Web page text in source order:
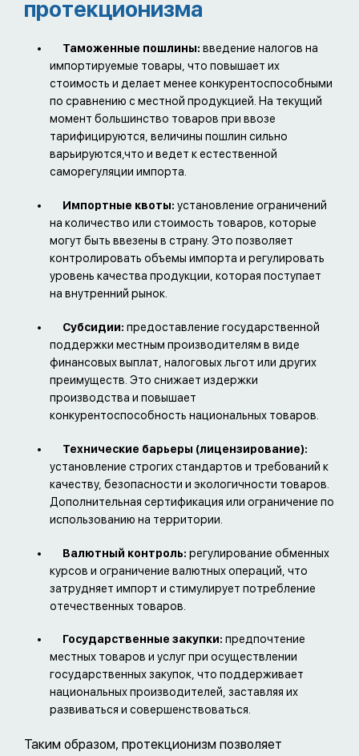
протекционизма
Таможенные пошлины: введение налогов на
импортируемые товары, что повышает их
стоимость и делает менее конкурентоспособными
по сравнению с местной продукцией. На текущий
момент большинство товаров при ввозе
тарифицируются, величины пошлин сильно
варьируются,что и ведет к естественной
саморегуляции импорта.
Импортные квоты: установление ограничений
на количество или стоимость товаров, которые
могут быть ввезены в страну. Это позволяет
контролировать объемы импорта и регулировать
уровень качества продукции, которая поступает
на внутренний рынок.
Субсидии: предоставление государственной
поддержки местным производителям в виде
финансовых выплат, налоговых льгот или других
преимуществ. Это снижает издержки
производства и повышает
конкурентоспособность национальных товаров.
Технические барьеры (лицензирование):
установление строгих стандартов и требований к
качеству, безопасности и экологичности товаров.
Дополнительная сертификация или ограничение по
использованию на территории.
Валютный контроль: регулирование обменных
курсов и ограничение валютных операций, что
затрудняет импорт и стимулирует потребление
отечественных товаров.
Государственные закупки: предпочтение
местных товаров и услуг при осуществлении
государственных закупок, что поддерживает
национальных производителей, заставляя их
развиваться и совершенствоваться.
Таким образом, протекционизм позволяет